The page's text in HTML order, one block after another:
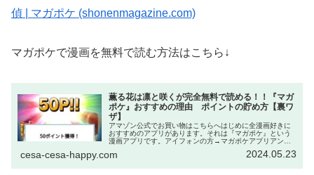
偵 | マガポケ (shonenmagazine.com)
マガポケで漫画を無料で読む方法はこちら↓
薫る花は凛と咲くが完全無料で読める！！『マガ
ポケ』おすすめの理由 ポイントの貯め方【裏ワ
ザ】
アマゾン公式でお買い物はこちらへはじめに全漫画好きに
おすすめのアプリがあります。それは『マガポケ』という
漫画アプリです。アイフォンの方→マガポケアプリアンド
ン公式無料漫画アプリ このアプ...
cesa-cesa-happy.com 2024.05.23